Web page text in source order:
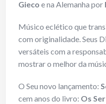
Gieco e na Alemanha por
Músico eclético que
com originalidade. Seus
versáteis com a
mostrar o melhor da
O Seu novo lançamento:
cem anos do livro: Os